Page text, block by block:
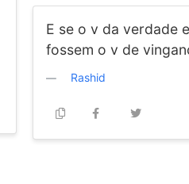
E se o v da verdade
fossem o v de
Rashid